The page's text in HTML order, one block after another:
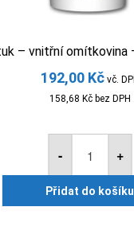
– vnitřní omítkovina
192,00 Kč vč.
158,68 Kčbez DPH
-
Keraštuk
vnitřní
KB.
PVC
+
Přidat do košíku